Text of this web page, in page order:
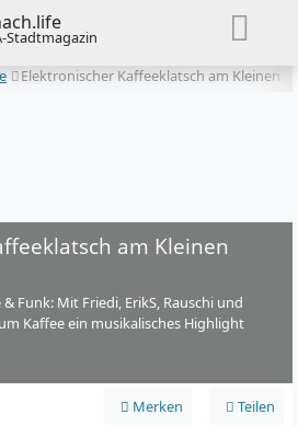
Stadtmagazin
Elektronischer Kaffeeklatsch am Kleinen
am Kleinen
Funk: Mit Friedi, ErikS, Rauschi und
Kaffee ein musikalisches Highlight
Merken Teilen